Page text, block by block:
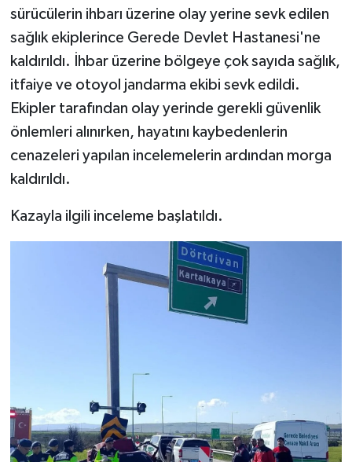
sürücülerin ihbarı üzerine olay yerine sevk edilen
sağlık ekiplerince Gerede Devlet Hastanesi'ne
kaldırıldı. İhbar üzerine bölgeye çok sayıda sağlık,
itfaiye ve otoyol jandarma ekibi sevk edildi.
Ekipler tarafından olay yerinde gerekli güvenlik
önlemleri alınırken, hayatını kaybedenlerin
cenazeleri yapılan incelemelerin ardından morga
kaldırıldı.
Kazayla ilgili inceleme başlatıldı.